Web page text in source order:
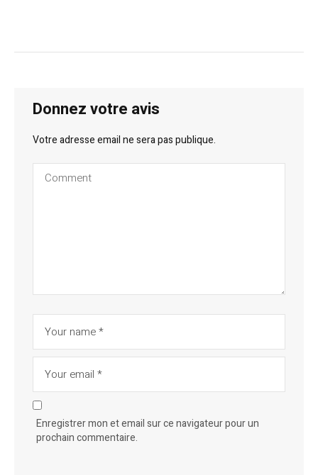
Donnez votre avis
Votre adresse email ne sera pas publique.
Enregistrer mon et email sur ce navigateur pour un
prochain commentaire.